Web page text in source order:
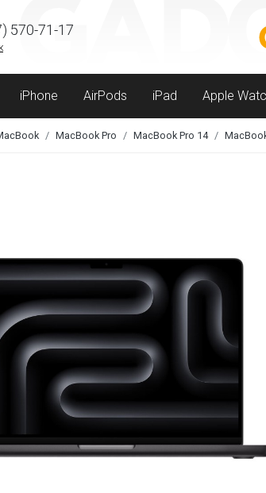
570-71-17
iPhone AirPods iPad Apple
MacBook Pro MacBook Pro 14